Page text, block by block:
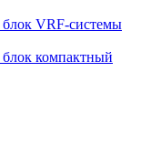
VRF-системы
компактный